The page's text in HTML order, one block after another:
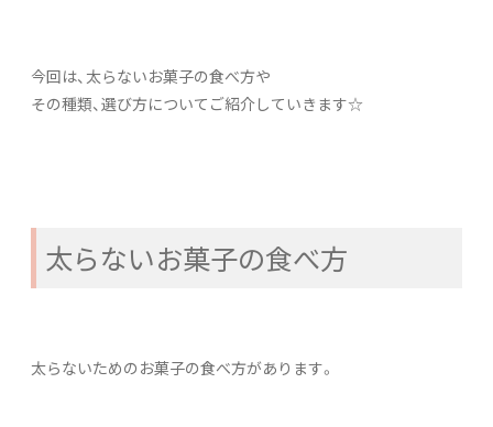
今回は、太らないお菓子の食べ方や
その種類、選び方についてご紹介していきます☆
太らないお菓子の食べ方
太らないためのお菓子の食べ方があります。